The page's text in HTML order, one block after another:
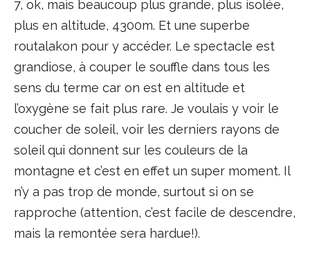
7, ok, mais beaucoup plus grande, plus isolée,
plus en altitude, 4300m. Et une superbe
routalakon pour y accéder. Le spectacle est
grandiose, à couper le souffle dans tous les
sens du terme car on est en altitude et
l’oxygène se fait plus rare. Je voulais y voir le
coucher de soleil, voir les derniers rayons de
soleil qui donnent sur les couleurs de la
montagne et c’est en effet un super moment. Il
n’y a pas trop de monde, surtout si on se
rapproche (attention, c’est facile de descendre,
mais la remontée sera hardue!).